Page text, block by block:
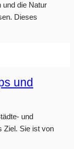
und die Natur
Dieses
und
und
Ziel. Sie ist von